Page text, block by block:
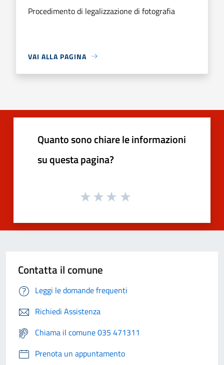
Procedimento di legalizzazione di fotografia
VAI ALLA PAGINA
Quanto sono chiare le informazioni
su questa pagina?
Contatta il comune
Leggi le domande frequenti
Richiedi Assistenza
Chiama il comune 035 471311
Prenota un appuntamento